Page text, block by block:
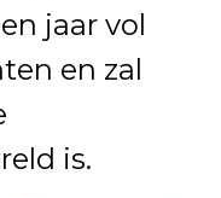
jaar vol
en zal
is.